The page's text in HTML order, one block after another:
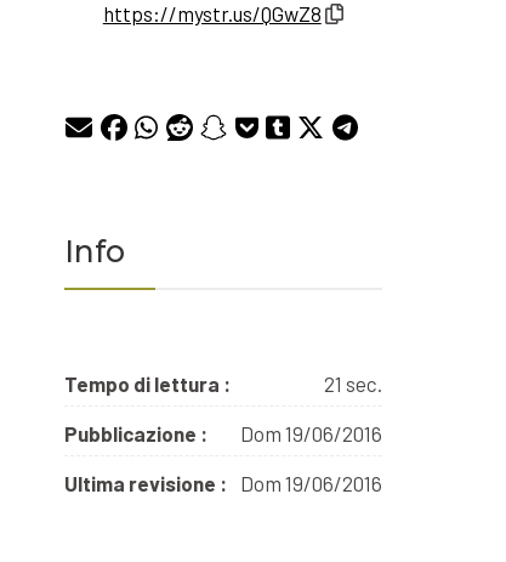
https://mystr.us/QGwZ8
Info
Tempo di lettura : 21 sec.
Pubblicazione : Dom 19/06/2016
Ultima revisione : Dom 19/06/2016